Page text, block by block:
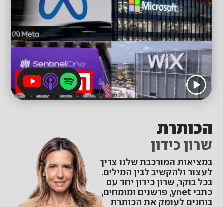
הכותרת
שרון כידון
במציאות המורכבת שלנו צריך
לעצור ולהקשיב לבין המילים.
בכל בוקר, שרון כידון יחד עם
כתבי ynet, פרשנים ומומחים,
בוחנים לעומק את הכותרת